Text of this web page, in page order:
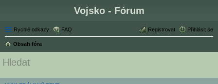
Vojsko - Fórum
Rychlé odkazy FAQ Přihlásit se
Registrovat
Obsah fóra
Hledat